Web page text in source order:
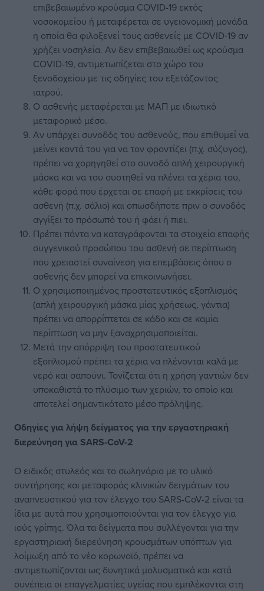
επιβεβαιωμένο κρούσμα COVID-19 εκτός
νοσοκομείου ή μεταφέρεται σε υγειονομική μονάδα
η οποία θα φιλοξενεί τους ασθενείς με COVID-19 αν
χρήζει νοσηλεία. Αν δεν επιβεβαιωθεί ως κρούσμα
COVID-19, αντιμετωπίζεται στο χώρο του
ξενοδοχείου με τις οδηγίες του εξετάζοντος
ιατρού.
Ο ασθενής μεταφέρεται με ΜΑΠ με ιδιωτικό
μεταφορικό μέσο.
Αν υπάρχει συνοδός του ασθενούς, που επιθυμεί να
μείνει κοντά του για να τον φροντίζει (π.χ. σύζυγος),
πρέπει να χορηγηθεί στο συνοδό απλή χειρουργική
μάσκα και να του συστηθεί να πλένει τα χέρια του,
κάθε φορά που έρχεται σε επαφή με εκκρίσεις του
ασθενή (π.χ. σάλιο) και οπωσδήποτε πριν ο συνοδός
αγγίξει το πρόσωπό του ή φάει ή πιει.
Πρέπει πάντα να καταγράφονται τα στοιχεία επαφής
συγγενικού προσώπου του ασθενή σε περίπτωση
που χρειαστεί συναίνεση για επεμβάσεις όπου ο
ασθενής δεν μπορεί να επικοινωνήσει.
Ο χρησιμοποιημένος προστατευτικός εξοπλισμός
(απλή χειρουργική μάσκα μίας χρήσεως, γάντια)
πρέπει να απορρίπτεται σε κάδο και σε καμία
περίπτωση να μην ξαναχρησιμοποιείται.
Μετά την απόρριψη του προστατευτικού
εξοπλισμού πρέπει τα χέρια να πλένονται καλά με
νερό και σαπούνι. Τονίζεται ότι η χρήση γαντιών δεν
υποκαθιστά το πλύσιμο των χεριών, το οποίο και
αποτελεί σημαντικότατο μέσο πρόληψης.
Οδηγίες για λήψη δείγματος για την εργαστηριακή
διερεύνηση για SARS-CoV-2
Ο ειδικός στυλεός και το σωληνάριο με το υλικό
συντήρησης και μεταφοράς κλινικών δειγμάτων του
αναπνευστικού για τον έλεγχο του SARS-CoV-2 είναι τα
ίδια με αυτά που χρησιμοποιούνται για τον έλεγχο για
ιούς γρίπης. Όλα τα δείγματα που συλλέγονται για την
εργαστηριακή διερεύνηση κρουσμάτων υπόπτων για
λοίμωξη από το νέο κορωνοϊό, πρέπει να
αντιμετωπίζονται ως δυνητικά μολυσματικά και κατά
συνέπεια οι επαγγελματίες υγείας που εμπλέκονται στη